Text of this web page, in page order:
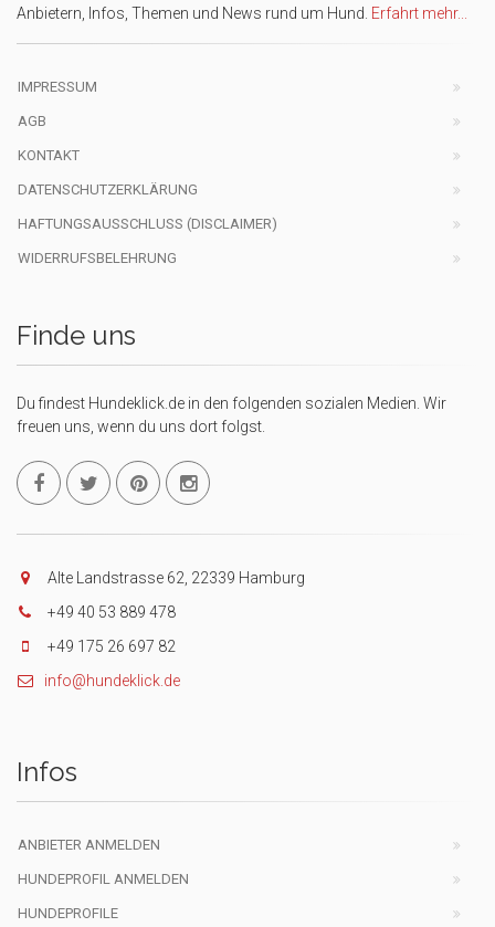
Anbietern, Infos, Themen und News rund um Hund. Erfahrt mehr...
IMPRESSUM
AGB
KONTAKT
DATENSCHUTZERKLÄRUNG
HAFTUNGSAUSSCHLUSS (DISCLAIMER)
WIDERRUFSBELEHRUNG
Finde uns
Du findest Hundeklick.de in den folgenden sozialen Medien. Wir
freuen uns, wenn du uns dort folgst.
Alte Landstrasse 62, 22339 Hamburg
+49 40 53 889 478
+49 175 26 697 82
info@hundeklick.de
Infos
ANBIETER ANMELDEN
HUNDEPROFIL ANMELDEN
HUNDEPROFILE